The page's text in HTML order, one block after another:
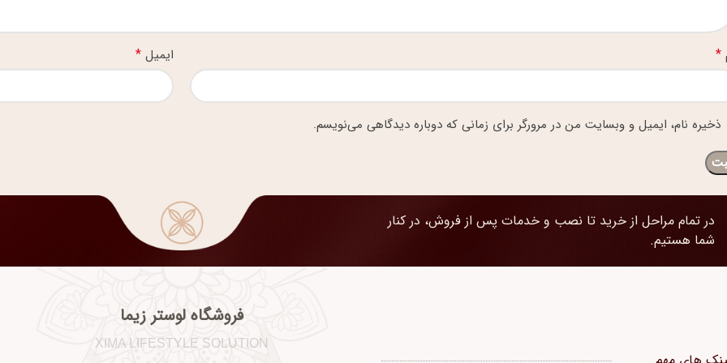
* ایمیل *
ذخیره نام، ایمیل و وبسایت من در مرورگر برای زمانی که دوباره دیدگاهی می‌نویسم.
در تمام مراحل از خرید تا نصب و خدمات پس از فروش، در کنار
شما هستیم.
فروشگاه لوستر زیما
XIMA LIFESTYLE SOLUTION